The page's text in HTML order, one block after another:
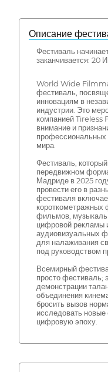
Описание
Фестиваль
заканчивается: 20
World Wide
фестиваль,
инновациям в
индустрии. Это
компанией Tireless
внимание и
профессиональных
мира.
Фестиваль,
передвижном
Мадриде в 2025
провести его в
фестиваля
короткометражных
фильмов,
цифровой рекламы
аудиовизуальных
для налаживания
под руководством
Всемирный
просто фестиваль;
демонстрации
объединения
бросить вызов
исследовать
цифровую эпоху.